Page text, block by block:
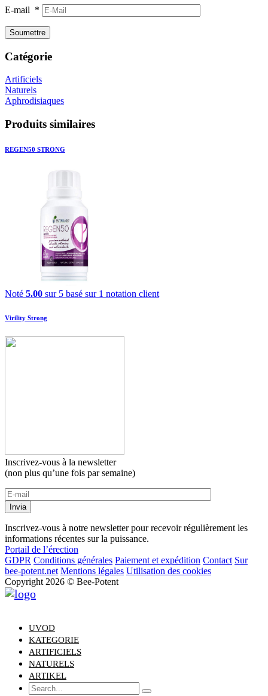
E-mail *
Catégorie
Artificiels
Naturels
Aphrodisiaques
Produits similaires
REGEN50 STRONG
Noté 5.00 sur 5 basé sur 1 notation client
Virility Strong
Inscrivez-vous à la newsletter
(non plus qu’une fois par semaine)
Inscrivez-vous à notre newsletter pour recevoir régulièrement les
informations récentes sur la puissance.
Portail de l’érection
GDPR Conditions générales Paiement et expédition Contact Sur
bee-potent.net Mentions légales Utilisation des cookies
Copyright 2026 © Bee-Potent
UVOD
KATEGORIE
ARTIFICIELS
NATURELS
ARTIKEL